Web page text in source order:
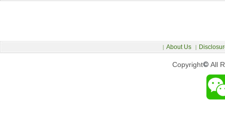
Copyright© All
| About Us |